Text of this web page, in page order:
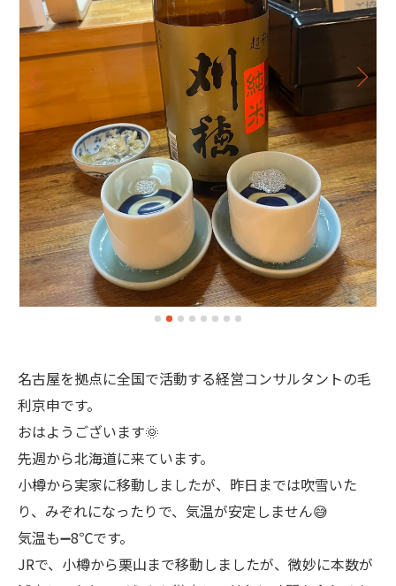
名古屋を拠点に全国で活動する経営コンサルタントの毛
利京申です。
おはようございます🌞
先週から北海道に来ています。
小樽から実家に移動しましたが、昨日までは吹雪いた
り、みぞれになったりで、気温が安定しません😅
気温も➖8℃です。
JRで、小樽から栗山まで移動しましたが、微妙に本数が